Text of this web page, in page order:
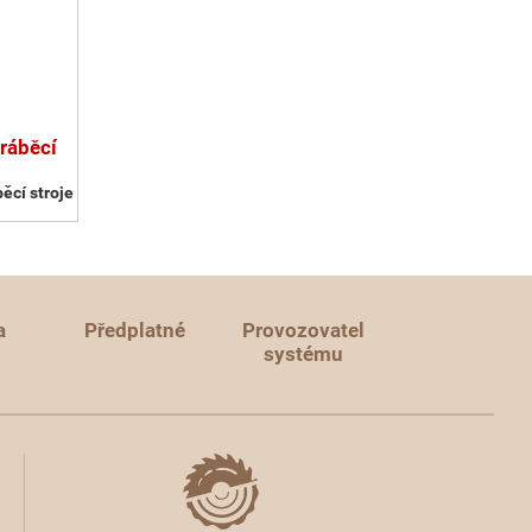
stroje
Předplatné
Provozovatel
systému